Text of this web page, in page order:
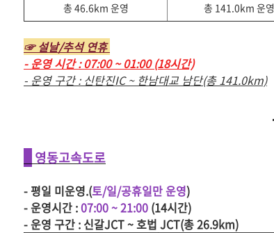
총 46.6km 운영
총 141.0km 운영
☞ 설날/추석 연휴
- 운영 시간 : 07:00 ~ 01:00 (18시간)
- 운영 구간 : 신탄진IC ~ 한남대교 남단(총 141.0km)
영동고속도로
- 평일 미운영.(토/일/공휴일만 운영)
- 운영시간 :07:00 ~ 21:00 (14시간)
- 운영 구간 : 신갈JCT ~ 호법 JCT(총 26.9km)